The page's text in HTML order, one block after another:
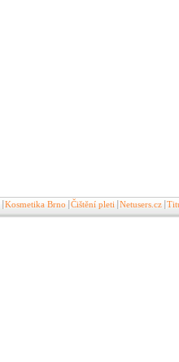
Kosmetika Brno Čištění pleti Netusers.cz